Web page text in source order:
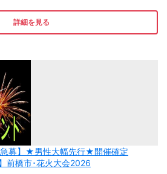
詳細を見る
急募】★男性大幅先行★開催確定
橋市･花火大会2026